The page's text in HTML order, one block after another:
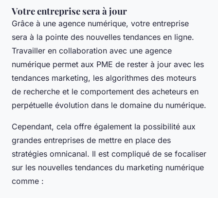
Votre entreprise sera à jour
Grâce à une agence numérique, votre entreprise
sera à la pointe des nouvelles tendances en ligne.
Travailler en collaboration avec une agence
numérique permet aux PME de rester à jour avec les
tendances marketing, les algorithmes des moteurs
de recherche et le comportement des acheteurs en
perpétuelle évolution dans le domaine du numérique.
Cependant, cela offre également la possibilité aux
grandes entreprises de mettre en place des
stratégies omnicanal. Il est compliqué de se focaliser
sur les nouvelles tendances du marketing numérique
comme :